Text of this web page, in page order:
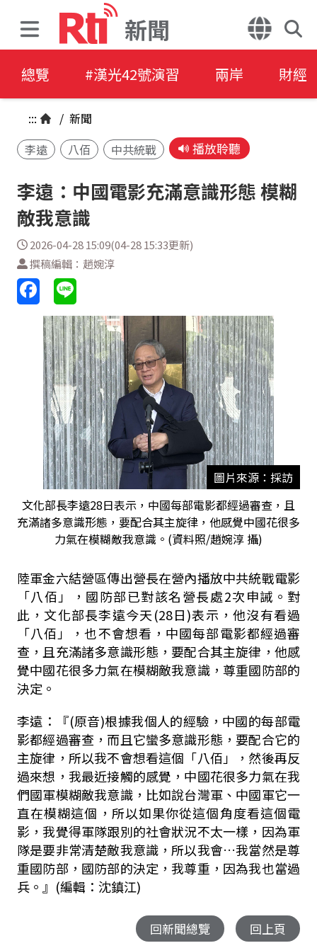
新聞
總覽 #漢光42號演習 兩岸 財經
::: / 新聞
李遠
八佰 中共統戰 播放聆聽
李遠：中國電影充滿意識形態 模糊
敵我意識
2026-04-28 15:09(04-28 15:33更新)
撰稿編輯：趙婉淳
圖片來源：採訪
文化部長李遠28日表示，中國每部電影都經過審查，且
充滿諸多意識形態，要配合其主旋律，他感覺中國花很多
力氣在模糊敵我意識。(資料照/趙婉淳 攝)
陸軍金六結營區傳出營長在營內播放中共統戰電影
「八佰」，國防部已對該名營長處2次申誡。對
此，文化部長李遠今天(28日)表示，他沒有看過
「八佰」，也不會想看，中國每部電影都經過審
查，且充滿諸多意識形態，要配合其主旋律，他感
覺中國花很多力氣在模糊敵我意識，尊重國防部的
決定。
李遠：『(原音)根據我個人的經驗，中國的每部電
影都經過審查，而且它蠻多意識形態，要配合它的
主旋律，所以我不會想看這個「八佰」，然後再反
過來想，我最近接觸的感覺，中國花很多力氣在我
們國軍模糊敵我意識，比如說台灣軍、中國軍它一
直在模糊這個，所以如果你從這個角度看這個電
影，我覺得軍隊跟別的社會狀況不太一樣，因為軍
隊是要非常清楚敵我意識，所以我會…我當然是尊
重國防部，國防部的決定，我尊重，因為我也當過
兵。』(編輯：沈鎮江)
回新聞總覽 回上頁